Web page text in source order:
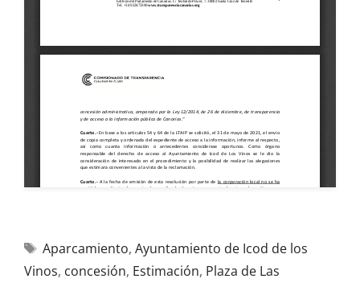
Aparcamiento, Ayuntamiento de Icod de los
Vinos, concesión, Estimación, Plaza de Las